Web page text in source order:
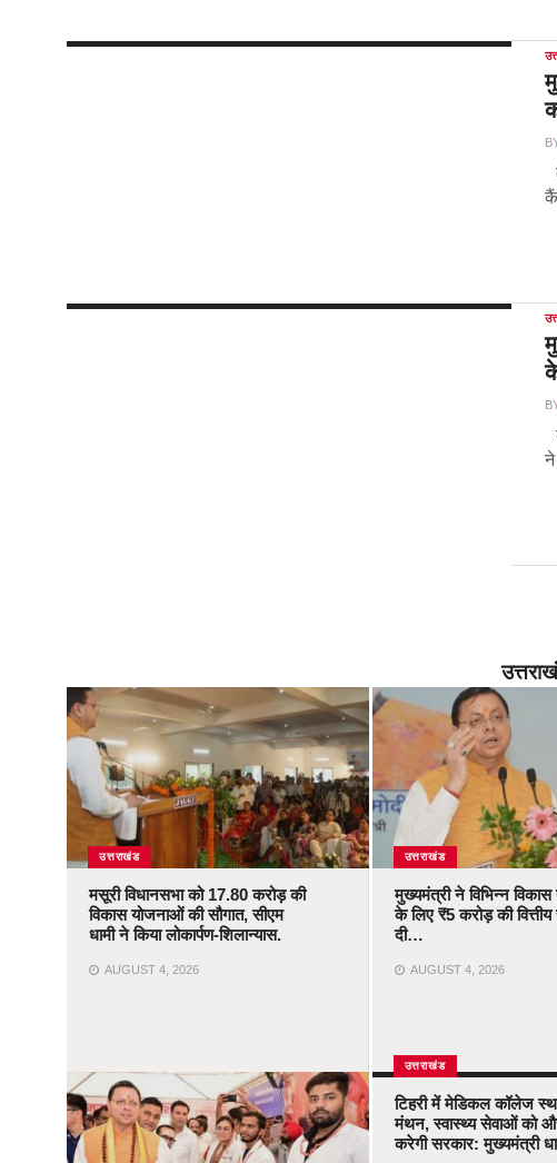
ने
उत्तराखंड
मसूरी विधानसभा को 17.80 करोड़ की
विकास योजनाओं की सौगात, सीएम
धामी ने किया लोकार्पण-शिलान्यास.
AUGUST 4, 2026
उत्तराखंड
मुख्यमंत्री ने विभिन्न
के लिए ₹5 करोड़ की वित्तीय
दी…
AUGUST 4, 2026
उत्तराखंड
टिहरी में मेडिकल कॉलेज
मंथन, स्वास्थ्य सेवाओं को
करेगी सरकार: मुख्यमंत्री